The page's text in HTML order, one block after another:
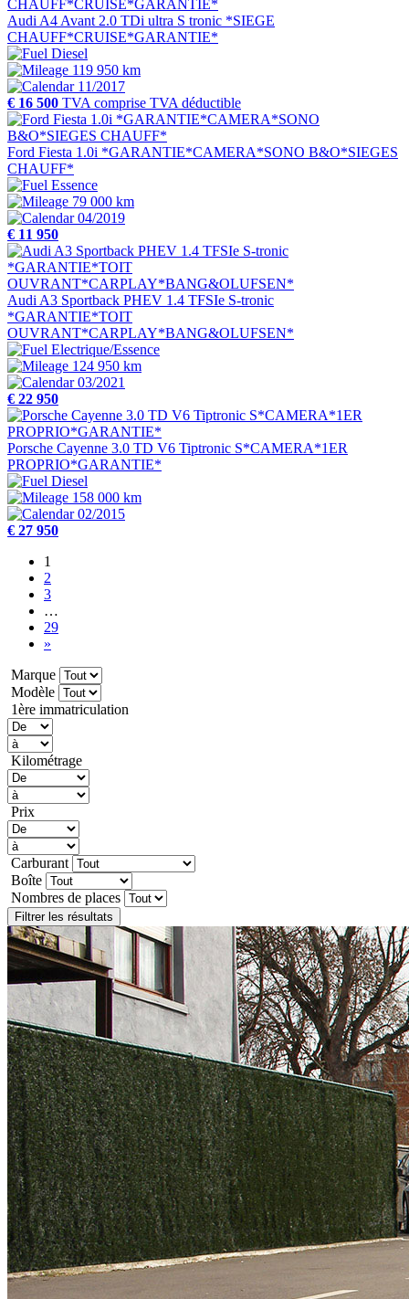
Audi A4 Avant 2.0 TDi ultra S tronic *SIEGE
CHAUFF*CRUISE*GARANTIE*
Diesel
119 950 km
11/2017
€ 16 500 TVA comprise TVA déductible
Ford Fiesta 1.0i *GARANTIE*CAMERA*SONO B&O*SIEGES
CHAUFF*
Essence
79 000 km
04/2019
€ 11 950
Audi A3 Sportback PHEV 1.4 TFSIe S-tronic
*GARANTIE*TOIT
OUVRANT*CARPLAY*BANG&OLUFSEN*
Electrique/Essence
124 950 km
03/2021
€ 22 950
Porsche Cayenne 3.0 TD V6 Tiptronic S*CAMERA*1ER
PROPRIO*GARANTIE*
Diesel
158 000 km
02/2015
€ 27 950
1
2
3
…
29
»
Marque
Modèle
1ère immatriculation
Kilométrage
Prix
Carburant
Boîte
Nombres de places
Filtrer les résultats